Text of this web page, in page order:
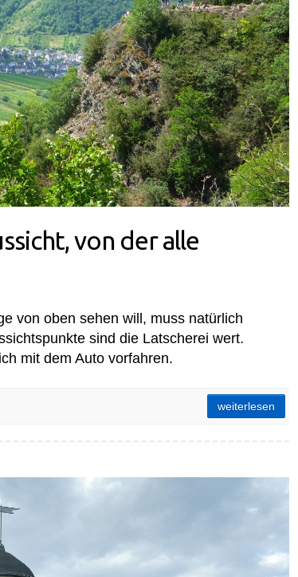
von der alle
von oben sehen will, muss natürlich
sind die Latscherei wert.
mit dem Auto vorfahren.
weiterlesen